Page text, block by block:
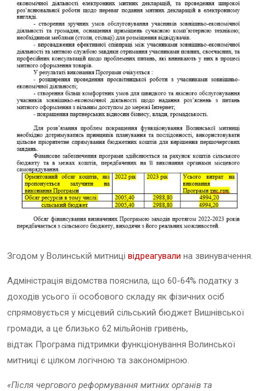
Згодом у Волинській митниці відреагували на звинувачення.
Адміністрація відомства пояснила, що 60-64% податку з
доходів усього її особового складу як фізичних осіб
спрямовується у місцевий сільський бюджет Вишнівської
громади, а це близько 62 мільйонів гривень,
відтак Програма підтримки функціонування Волинської
митниці є цілком логічною та закономірною.
«Після чергового реформування митних органів та